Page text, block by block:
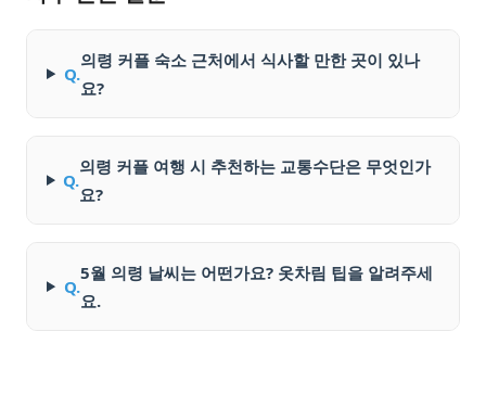
Q.
의령 커플 숙소 근처에서 식사할 만한 곳이 있나
요?
Q.
의령 커플 여행 시 추천하는 교통수단은 무엇인가
요?
Q.
5월 의령 날씨는 어떤가요? 옷차림 팁을 알려주세
요.